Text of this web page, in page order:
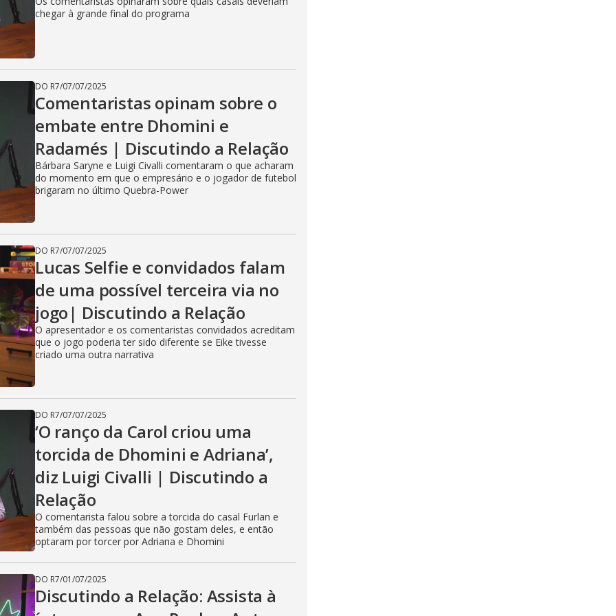
chegar à grande final do programa
DO R7/07/07/2025
Comentaristas opinam sobre o
embate entre Dhomini e
Radamés | Discutindo a Relação
Bárbara Saryne e Luigi Civalli comentaram o que acharam
do momento em que o empresário e o jogador de futebol
brigaram no último Quebra-Power
DO R7/07/07/2025
Lucas Selfie e convidados falam
de uma possível terceira via no
jogo| Discutindo a Relação
O apresentador e os comentaristas convidados acreditam
que o jogo poderia ter sido diferente se Eike tivesse
criado uma outra narrativa
DO R7/07/07/2025
‘O ranço da Carol criou uma
torcida de Dhomini e Adriana’,
diz Luigi Civalli | Discutindo a
Relação
O comentarista falou sobre a torcida do casal Furlan e
também das pessoas que não gostam deles, e então
optaram por torcer por Adriana e Dhomini
DO R7/01/07/2025
Discutindo a Relação: Assista à